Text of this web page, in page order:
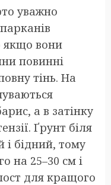
уважно
якщо вони
повинні
тінь. На
а в затінку
Ґрунт біля
і бідний, тому
на 25–30 см і
для кращого